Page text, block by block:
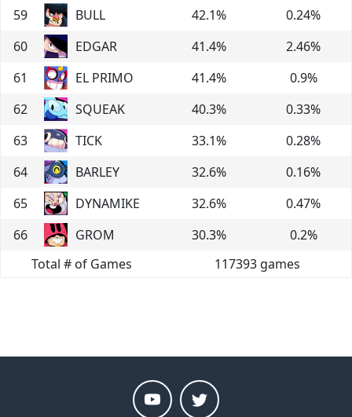
59
BULL 42.1% 0.24%
60
EDGAR 41.4% 2.46%
61
EL PRIMO 41.4% 0.9%
62
SQUEAK 40.3% 0.33%
63
TICK 33.1% 0.28%
64
BARLEY 32.6% 0.16%
65
DYNAMIKE 32.6% 0.47%
66
GROM 30.3% 0.2%
Total # of Games
117393games